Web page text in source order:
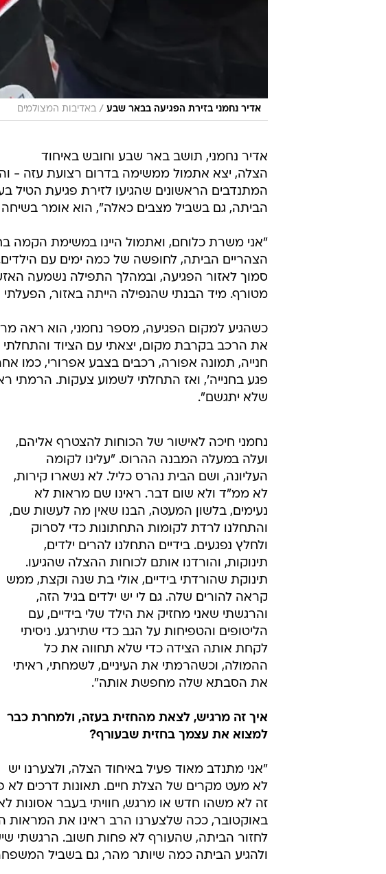
אדיר נחמני בזירת הפגיעה בבאר שבע / באדיבות המצולמים
אדיר נחמני, תושב באר שבע וחובש באיחוד
הצלה, יצא אתמול ממשימה בדרום רצועת עזה -
המתנדבים הראשונים שהגיעו לזירת פגיעת הטיל
הביתה, גם בשביל מצבים כאלה", הוא אומר
"אני משרת כלוחם, ואתמול היינו במשימת הקמה
הצהריים הביתה, לחופשה של כמה ימים עם
סמוך לאזור הפגיעה, ובמהלך התפילה נשמעה
מטורף. מיד הבנתי שהנפילה הייתה באזור,
כשהגיע למקום הפגיעה, מספר נחמני, הוא ראה
את הרכב בקרבת מקום, יצאתי עם הציוד
חנייה, תמונה אפורה, רכבים בצבע אפרורי, כמו
פגע בחנייה', ואז התחלתי לשמוע צעקות.
שלא יתגשם".
נחמני חיכה לאישור של הכוחות להצטרף אליהם,
ועלה במעלה המבנה ההרוס. "עלינו לקומה
העליונה, ושם הבית נהרס כליל. לא נשארו קירות,
לא ממ"ד ולא שום דבר. ראינו שם מראות לא
נעימים, בלשון המעטה, הבנו שאין מה לעשות שם,
והתחלנו לרדת לקומות התחתונות כדי לסרוק
ולחלץ נפגעים. בידיים התחלנו להרים ילדים,
תינוקות, והורדנו אותם לכוחות ההצלה שהגיעו.
תינוקת שהורדתי בידיים, אולי בת שנה וקצת, ממש
קראה להורים שלה. גם לי יש ילדים בגיל הזה,
והרגשתי שאני מחזיק את הילד שלי בידיים, עם
הליטופים והטפיחות על הגב כדי שתירגע. ניסיתי
לקחת אותה הצידה כדי שלא תחווה את כל
ההמולה, וכשהרמתי את העיניים, לשמחתי, ראיתי
את הסבתא שלה מחפשת אותה".
איך זה מרגיש, לצאת מהחזית בעזה, ולמחרת כבר
למצוא את עצמך בחזית שבעורף?
"אני מתנדב מאוד פעיל באיחוד הצלה, ולצערנו יש
לא מעט מקרים של הצלת חיים. תאונות דרכים לא
באוקטובר, ככה שלצערנו הרב ראינו את המראות
לחזור הביתה, שהעורף לא פחות חשוב. הרגשתי
ולהגיע הביתה כמה שיותר מהר, גם בשביל